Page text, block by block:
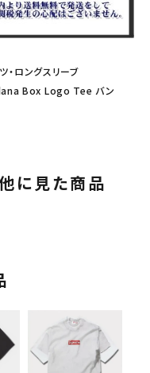
・ロングスリーブ
Box Logo Tee バン
に見た商品